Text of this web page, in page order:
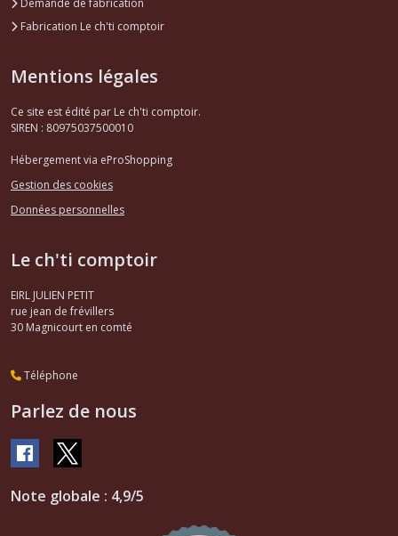
Demande de fabrication
Fabrication Le ch'ti comptoir
Mentions légales
Ce site est édité par Le ch'ti comptoir.
SIREN : 80975037500010
Hébergement via eProShopping
Gestion des cookies
Données personnelles
Le ch'ti comptoir
EIRL JULIEN PETIT
rue jean de frévillers
30 Magnicourt en comté
Téléphone
Parlez de nous
Note globale : 4,9/5